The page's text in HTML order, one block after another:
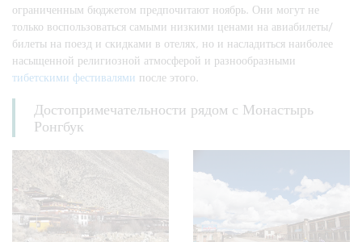
ограниченным бюджетом предпочитают ноябрь. Они могут не
только воспользоваться самыми низкими ценами на авиабилеты/
билеты на поезд и скидками в отелях, но и насладиться наиболее
насыщенной религиозной атмосферой и разнообразными
тибетскими фестивалями после этого.
Достопримечательности рядом с Монастырь
Ронгбук